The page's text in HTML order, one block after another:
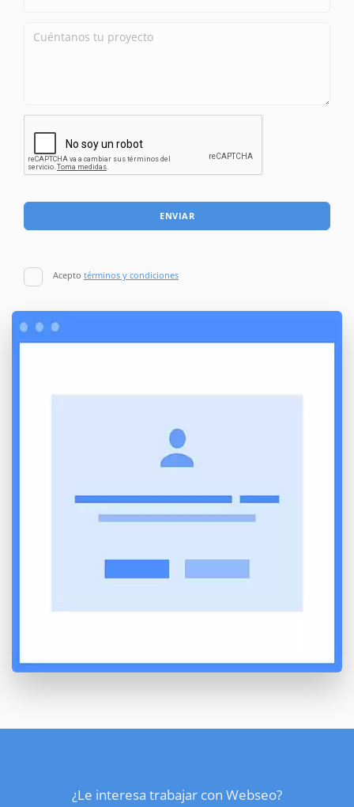
ENVIAR
Acepto términos y condiciones
¿Le interesa trabajar con Webseo?